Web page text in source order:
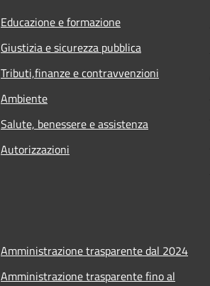
Educazione e formazione
Giustizia e sicurezza pubblica
Tributi,finanze e contravvenzioni
Ambiente
Salute, benessere e assistenza
Autorizzazioni
Amministrazione trasparente dal 2024
Amministrazione trasparente fino al